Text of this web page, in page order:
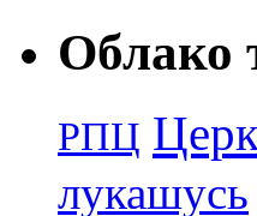
Облако
РПЦ
лукашусь